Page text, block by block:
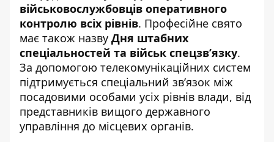
військовослужбовців оперативного
контролю всіх рівнів. Професійне свято
має також назву Дня штабних
спеціальностей та військ спецзв’язку.
За допомогою телекомунікаційних систем
підтримується спеціальний зв’язок між
посадовими особами усіх рівнів влади, від
представників вищого державного
управління до місцевих органів.